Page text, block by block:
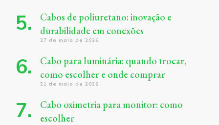
Cabos de poliuretano: inovação e
durabilidade em conexões
27 de maio de 2026
Cabo para luminária: quando trocar,
como escolher e onde comprar
21 de maio de 2026
Cabo oximetria para monitor: como
escolher